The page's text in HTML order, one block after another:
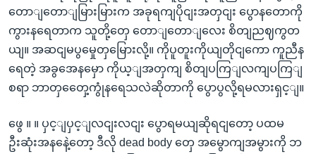
တောျတောျမြားမြားက အခုရကျပိုငျးအတှငျး ပွောနတောကို
ကွားနရေတာက သူတို့တှေ တောျတောျလေး စိတျညဈကွတ
ယျ။ အဆငျမပွမှေုတှမြေားလို့။ ကိုပူတူးကိုယျတိုငျကော ကူညီန
ရေတဲ့ အခွအေနမှော ကိုယ့ျအတှကျ စိတျပကြျလကျပကြျ
စရာ ဘာတှတှေေ့ကွုံနရေသလဲဆိုတာကို ပွောပွလို့ရမလားရှင့ျ။
ဖွေ ။ ။ ပှင့ျပှင့ျလငျးလငျး ပွောရမယျဆိုရငျတော့ ပထမ
ဦးဆုံးအနနေဲ့တော့ ဒီလို dead body တှေ အမွောကျအမွားကို ဘ